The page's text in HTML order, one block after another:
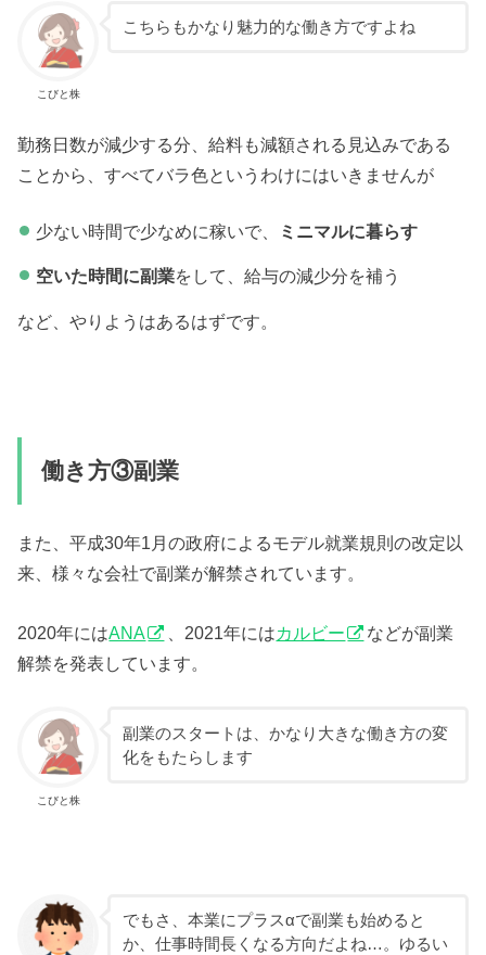
こびと株
こちらもかなり魅力的な働き方ですよね
勤務日数が減少する分、給料も減額される見込みである
ことから、すべてバラ色というわけにはいきませんが
少ない時間で少なめに稼いで、 ミニマルに暮らす
空いた時間に副業をして、給与の減少分を補う
など、やりようはあるはずです。
働き方③副業
また、平成30年1月の政府によるモデル就業規則の改定以
来、様々な会社で副業が解禁されています。
2020年にはANA 、2021年にはカルビー
などが副業
解禁を発表しています。
こびと株
副業のスタートは、かなり大きな働き方の変
化をもたらします
でもさ、本業にプラスαで副業も始めると
か、仕事時間長くなる方向だよね…。ゆるい